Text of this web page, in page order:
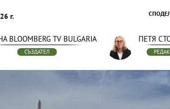
г.
BLOOMBERG TV BULGARIA
СЪЗДАТЕЛ
ПЕТЯ